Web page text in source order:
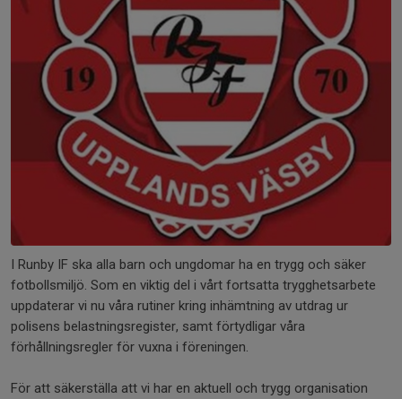
I Runby IF ska alla barn och ungdomar ha en trygg och säker
fotbollsmiljö. Som en viktig del i vårt fortsatta trygghetsarbete
uppdaterar vi nu våra rutiner kring inhämtning av utdrag ur
polisens belastningsregister, samt förtydligar våra
förhållningsregler för vuxna i föreningen.
För att säkerställa att vi har en aktuell och trygg organisation